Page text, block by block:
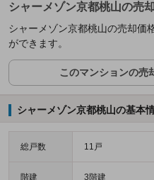
シャーメゾン京都桃山の売
シャーメゾン京都桃山の売却価
ができます。
このマンションの売
シャーメゾン京都桃山の基本
総戸数 11戸
階建 3階建